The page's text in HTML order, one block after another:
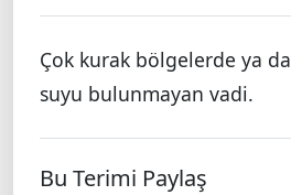
Çok kurak bölgelerde ya
suyu bulunmayan vadi.
Bu Terimi Paylaş